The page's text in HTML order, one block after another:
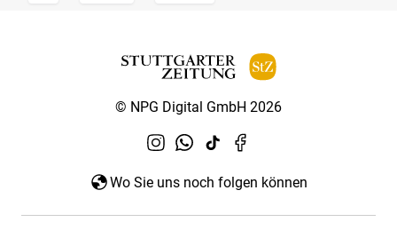
© NPG Digital GmbH 2026
Wo Sie uns noch folgen können